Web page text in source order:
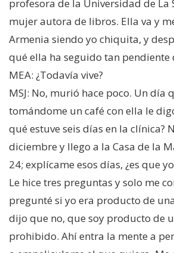
profesora de la Universidad de La
mujer autora de libros. Ella va y
Armenia siendo yo chiquita, y
qué ella ha seguido tan pendiente
MEA: ¿Todavía vive?
MSJ: No, murió hace poco. Un día
tomándome un café con ella le
qué estuve seis días en la clínica?
diciembre y llego a la Casa de la
24; explícame esos días, ¿es que
Le hice tres preguntas y solo me
pregunté si yo era producto de
dijo que no, que soy producto de
prohibido. Ahí entra la mente a